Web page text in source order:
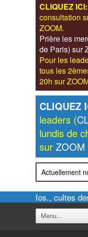
CLIQUEZ ICI:
consultation
ZOOM.
Prière les
de Paris) sur
Pour les
tous les
20h sur
CLIQUEZ
leaders (
lundis de
sur ZOOM
Pour infos., cultes